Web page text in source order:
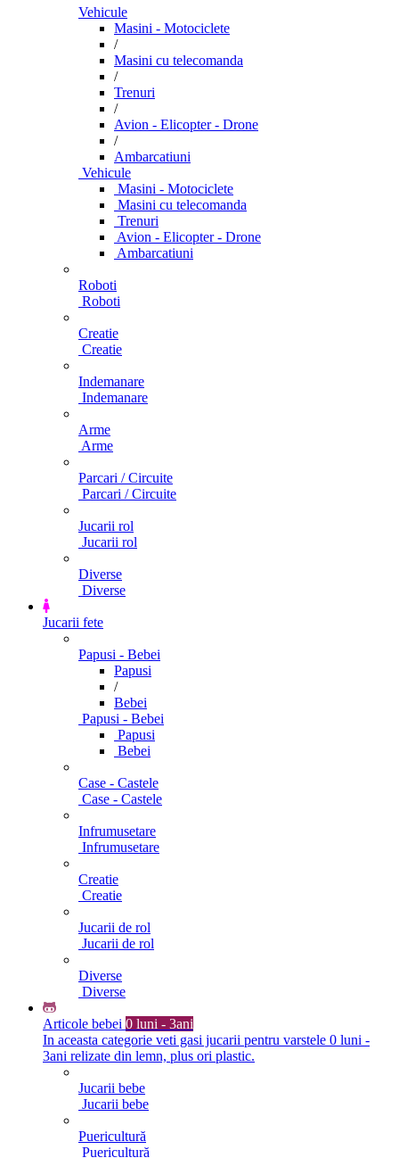
Vehicule
Masini - Motociclete
/
Masini cu telecomanda
/
Trenuri
/
Avion - Elicopter - Drone
/
Ambarcatiuni
Vehicule
Masini - Motociclete
Masini cu telecomanda
Trenuri
Avion - Elicopter - Drone
Ambarcatiuni
Roboti
Roboti
Creatie
Creatie
Indemanare
Indemanare
Arme
Arme
Parcari / Circuite
Parcari / Circuite
Jucarii rol
Jucarii rol
Diverse
Diverse
Jucarii fete
Papusi - Bebei
Papusi
/
Bebei
Papusi - Bebei
Papusi
Bebei
Case - Castele
Case - Castele
Infrumusetare
Infrumusetare
Creatie
Creatie
Jucarii de rol
Jucarii de rol
Diverse
Diverse
Articole bebei 0 luni - 3ani
In aceasta categorie veti gasi jucarii pentru varstele 0 luni -
3ani relizate din lemn, plus ori plastic.
Jucarii bebe
Jucarii bebe
Puericultură
Puericultură